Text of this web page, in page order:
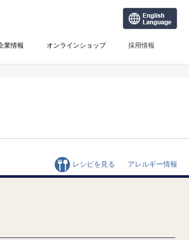
業情報 オンラインショップ 採用情報
アレルギー情報
レシピを見る